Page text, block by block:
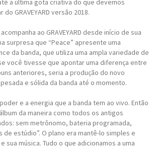
a última gota criativa do que devemos
GRAVEYARD versão 2018.
ao GRAVEYARD desde início de sua
surpresa que “Peace” apresente uma
da banda, que utiliza uma ampla variedade de
você tivesse que apontar uma diferença entre
anteriores, seria a produção do novo
e sólida da banda até o momento.
e a energia que a banda tem ao vivo. Então
da maneira como todos os antigos
sem metrônomo, bateria programada,
de estúdio”. O plano era mantê-lo simples e
sua música. Tudo o que adicionamos a uma